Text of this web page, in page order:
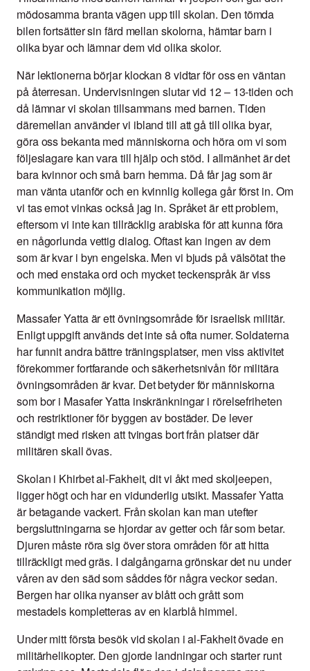
mödosamma branta vägen upp till skolan. Den tömda
bilen fortsätter sin färd mellan skolorna, hämtar barn i
olika byar och lämnar dem vid olika skolor.
När lektionerna börjar klockan 8 vidtar för oss en väntan
på återresan. Undervisningen slutar vid 12 – 13-tiden och
då lämnar vi skolan tillsammans med barnen. Tiden
däremellan använder vi ibland till att gå till olika byar,
göra oss bekanta med människorna och höra om vi som
följeslagare kan vara till hjälp och stöd. I allmänhet är det
bara kvinnor och små barn hemma. Då får jag som är
man vänta utanför och en kvinnlig kollega går först in. Om
vi tas emot vinkas också jag in. Språket är ett problem,
eftersom vi inte kan tillräcklig arabiska för att kunna föra
en någorlunda vettig dialog. Oftast kan ingen av dem
som är kvar i byn engelska. Men vi bjuds på välsötat the
och med enstaka ord och mycket teckenspråk är viss
kommunikation möjlig.
Massafer Yatta är ett övningsområde för israelisk militär.
Enligt uppgift används det inte så ofta numer. Soldaterna
har funnit andra bättre träningsplatser, men viss aktivitet
förekommer fortfarande och säkerhetsnivån för militära
övningsområden är kvar. Det betyder för människorna
som bor i Masafer Yatta inskränkningar i rörelsefriheten
och restriktioner för byggen av bostäder. De lever
ständigt med risken att tvingas bort från platser där
militären skall övas.
Skolan i Khirbet al-Fakheit, dit vi åkt med skoljeepen,
ligger högt och har en vidunderlig utsikt. Massafer Yatta
är betagande vackert. Från skolan kan man utefter
bergsluttningarna se hjordar av getter och får som betar.
Djuren måste röra sig över stora områden för att hitta
tillräckligt med gräs. I dalgångarna grönskar det nu under
våren av den säd som såddes för några veckor sedan.
Bergen har olika nyanser av blått och grått som
mestadels kompletteras av en klarblå himmel.
Under mitt första besök vid skolan i al-Fakheit övade en
militärhelikopter. Den gjorde landningar och starter runt